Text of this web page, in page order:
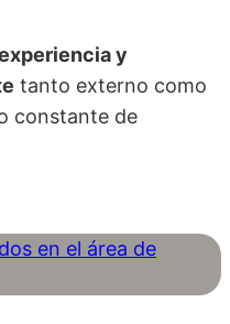
y
tanto externo como
constante de